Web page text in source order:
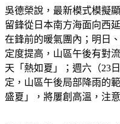
吳德榮說，最新模式模擬
留鋒從日本南方海面向西
在鋒前的暖氣團內；明日
定度提高，山區午後有對
天「熱如夏」；週六（23
定，山區午後局部降雨的
盛夏」，將屢創高溫，注